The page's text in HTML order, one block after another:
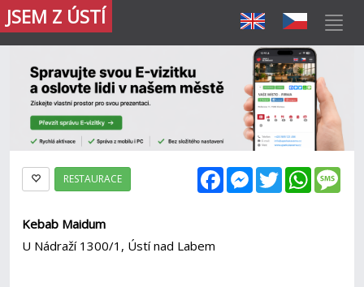
JSEM Z ÚSTÍ
FacebookMessenger
Twitter
RESTAURACE
Kebab Maidum
U Nádraží 1300/1, Ústí nad Labem